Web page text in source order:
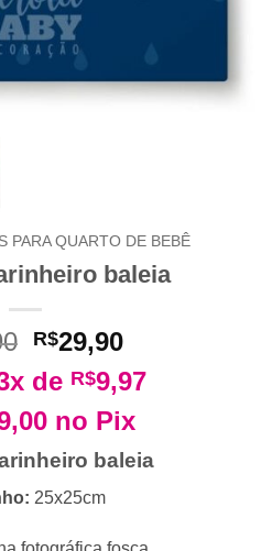
PARA QUARTO DE BEBÊ
baleia
O
preço
original
era:
R$34,90.
R$29,90O
preço
atual
é:
R$29,90.
de R$9,97
no Pix
baleia
25x25cm